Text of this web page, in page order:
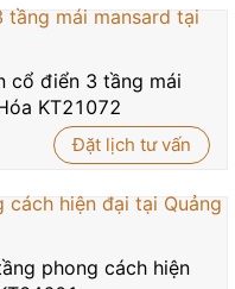
cổ điển 3 tầng mái
KT21072
Đặt lịch tư vấn
phong cách hiện